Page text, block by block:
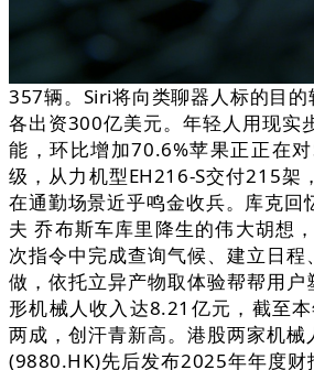
357辆。Siri将向类聊器人标的目的
各出资300亿美元。年轻人用现实
能，环比增加70.6%苹果正正在
级，从力机型EH216-S交付215架
在通勤场景近乎鸣金收兵。库克回
夫 乔布斯车库里降生的伟大胡想
次指令中完成查询气候、建立日
做，依托立异产物取体验帮帮用户
形机械人收入达8.21亿元，截至
两成，创汗青新高。港股两家机
(9880.HK)先后发布2025年年度财